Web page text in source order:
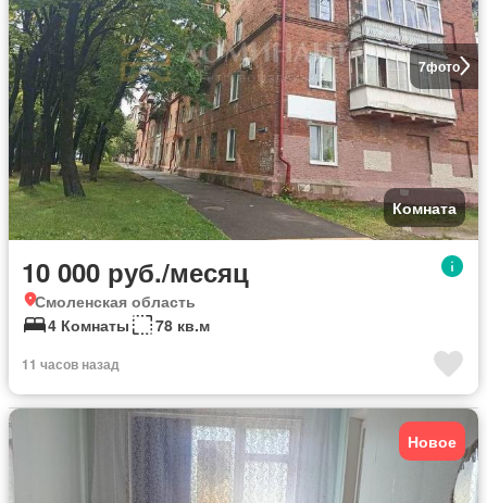
7фото
Комната
10 000 руб./месяц
Смоленская область
4 Комнаты
78 кв.м
11 часов назад
Новое